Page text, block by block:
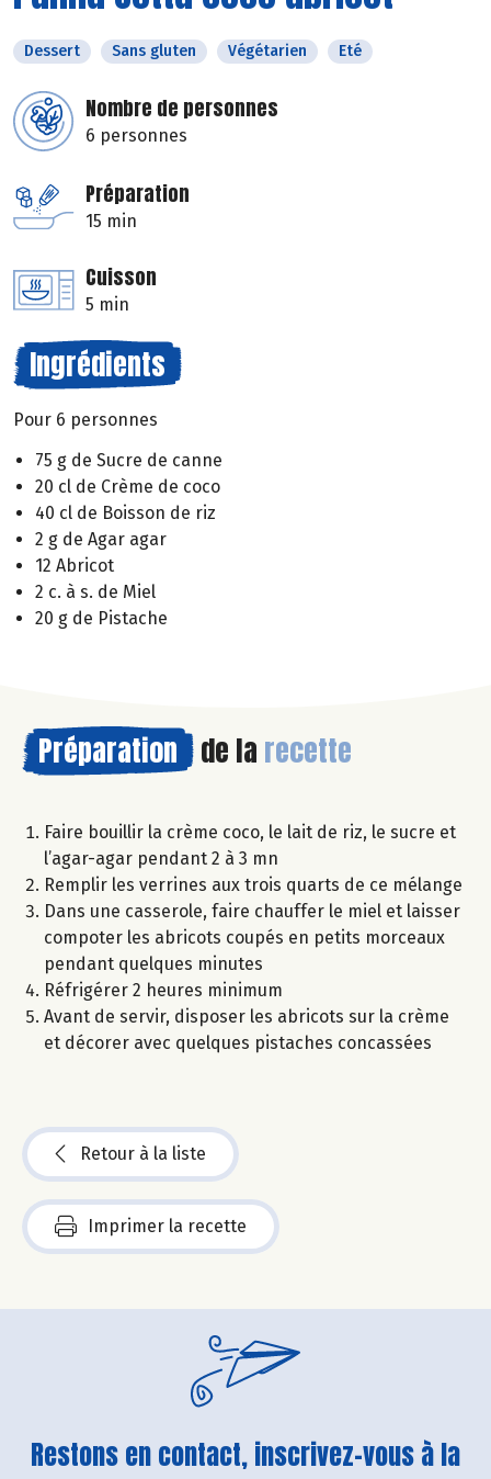
Dessert Sans gluten Végétarien Eté
Nombre de personnes
6 personnes
Préparation
15 min
Cuisson
5 min
Ingrédients
Pour 6 personnes
75 g de Sucre de canne
20 cl de Crème de coco
40 cl de Boisson de riz
2 g de Agar agar
12 Abricot
2 c. à s. de Miel
20 g de Pistache
Préparation de la recette
Faire bouillir la crème coco, le lait de riz, le sucre et
l’agar-agar pendant 2 à 3 mn
Remplir les verrines aux trois quarts de ce mélange
Dans une casserole, faire chauffer le miel et laisser
compoter les abricots coupés en petits morceaux
pendant quelques minutes
Réfrigérer 2 heures minimum
Avant de servir, disposer les abricots sur la crème
et décorer avec quelques pistaches concassées
Retour à la liste
Imprimer la recette
Restons en contact, inscrivez-vous à la